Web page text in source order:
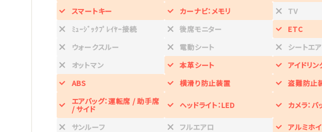
スマートキー
カーナビ：メモリ TV
ﾐｭｰｼﾞｯｸﾌﾟﾚｲﾔｰ接続
後席モニター ETC
ウォークスルー
電動シート シートエ
オットマン
本革シート アイドリン
ABS
横滑り防止装置 盗難防止
エアバッグ：運転席 / 助手席
/ サイド
ヘッドライト：LED カメラ：バ
サンルーフ フルエアロ アルミホ